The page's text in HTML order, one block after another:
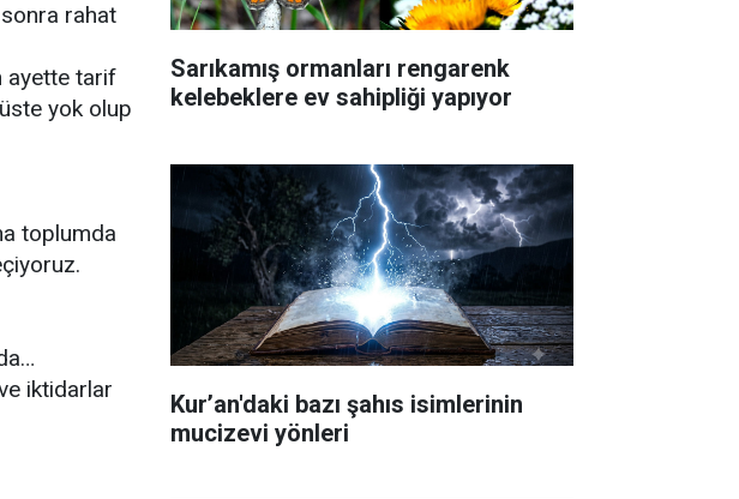
rahat
ayette tarif
yok olup
toplumda
iktidarlar
Sarıkamış ormanları rengarenk
kelebeklere ev sahipliği yapıyor
Kur’an'daki bazı şahıs isimlerinin
mucizevi yönleri